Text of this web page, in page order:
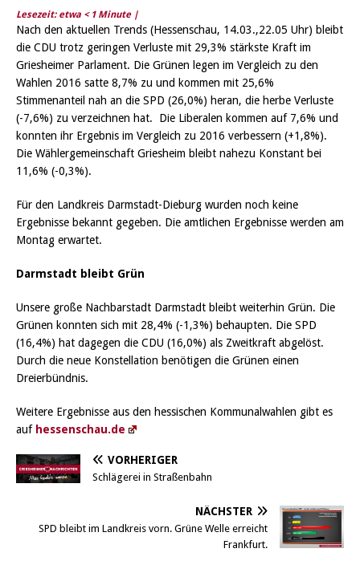
Lesezeit: etwa < 1 Minute |
Nach den aktuellen Trends (Hessenschau, 14.03.,22.05 Uhr) bleibt
die CDU trotz geringen Verluste mit 29,3% stärkste Kraft im
Griesheimer Parlament. Die Grünen legen im Vergleich zu den
Wahlen 2016 satte 8,7% zu und kommen mit 25,6%
Stimmenanteil nah an die SPD (26,0%) heran, die herbe Verluste
(-7,6%) zu verzeichnen hat. Die Liberalen kommen auf 7,6% und
konnten ihr Ergebnis im Vergleich zu 2016 verbessern (+1,8%).
Die Wählergemeinschaft Griesheim bleibt nahezu Konstant bei
11,6% (-0,3%).
Für den Landkreis Darmstadt-Dieburg wurden noch keine
Ergebnisse bekannt gegeben. Die amtlichen Ergebnisse werden am
Montag erwartet.
Darmstadt bleibt Grün
Unsere große Nachbarstadt Darmstadt bleibt weiterhin Grün. Die
Grünen konnten sich mit 28,4% (-1,3%) behaupten. Die SPD
(16,4%) hat dagegen die CDU (16,0%) als Zweitkraft abgelöst.
Durch die neue Konstellation benötigen die Grünen einen
Dreierbündnis.
Weitere Ergebnisse aus den hessischen Kommunalwahlen gibt es
auf hessenschau.de
VORHERIGER
Schlägerei in Straßenbahn
NÄCHSTER
SPD bleibt im Landkreis vorn. Grüne Welle erreicht
Frankfurt.